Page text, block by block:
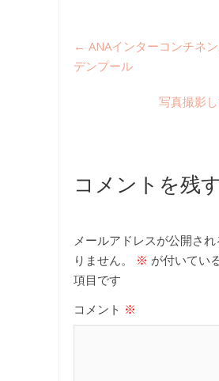
← ANAインターコンチネ
デンプール
写真撮影
コメントを残
メールアドレスが公開さ
りません。
※ が付いてい
項目です
コメント ※